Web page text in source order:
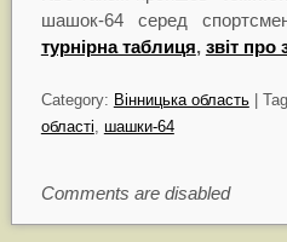
шашок-64 серед
турнірна таблиця, звіт про
Category: Вінницька область|
області, шашки-64
Comments are disabled